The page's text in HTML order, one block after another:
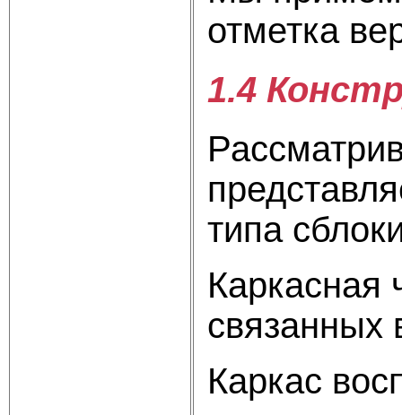
отметка
1.4
типа
Каркасная
связанных
Каркас